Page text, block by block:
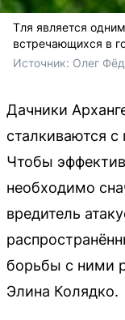
Тля является
встречающихся в
Источник: Олег
Дачники
сталкиваются
Чтобы
необходимо
вредитель
борьбы с ними
Элина Колядко.